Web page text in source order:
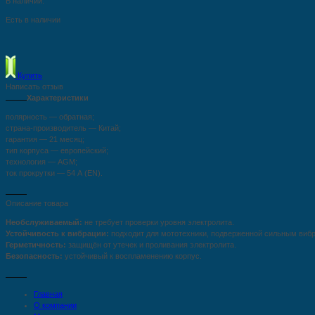
Есть в наличии
Купить
Написать отзыв
Характеристики
полярность — обратная;
страна-производитель — Китай;
гарантия — 21 месяц;
тип корпуса — европейский;
технология — AGM;
ток прокрутки — 54 А (EN).
Описание товара
Необслуживаемый: не требует проверки уровня электролита.
Устойчивость к вибрации: подходит для мототехники, подверженной сильным
Герметичность: защищён от утечек и проливания электролита.
Безопасность: устойчивый к воспламенению корпус.
Главная
О компании